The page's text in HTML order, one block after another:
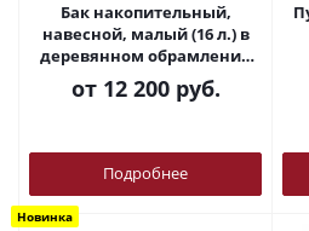
Бак накопительный,
навесной, малый (16 л.) в
деревянном обрамлении
ВВД Инжкомцентр
от 12 200 руб.
Подробнее
Новинка